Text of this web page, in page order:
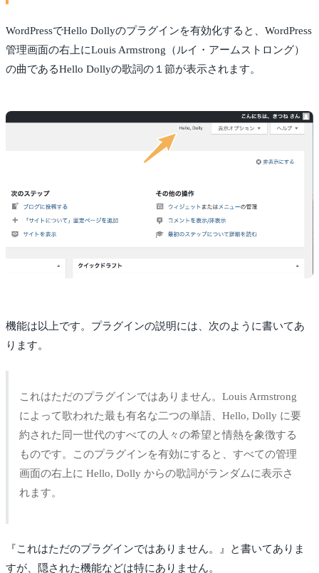
WordPressでHello Dollyのプラグインを有効化すると、WordPress
管理画面の右上にLouis Armstrong（ルイ・アームストロング）
の曲であるHello Dollyの歌詞の１節が表示されます。
機能は以上です。プラグインの説明には、次のように書いてあ
ります。
これはただのプラグインではありません。Louis Armstrong
によって歌われた最も有名な二つの単語、Hello, Dolly に要
約された同一世代のすべての人々の希望と情熱を象徴する
ものです。このプラグインを有効にすると、すべての管理
画面の右上に Hello, Dolly からの歌詞がランダムに表示さ
れます。
『これはただのプラグインではありません。』と書いてありま
すが、隠された機能などは特にありません。